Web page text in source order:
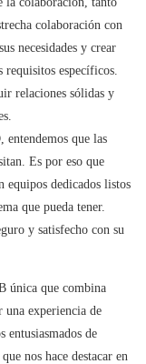
colaboración con
necesidades y crear
requisitos específicos.
relaciones sólidas y
que las
Es por eso que
equipos dedicados listos
que pueda tener.
y satisfecho con su
única que combina
una experiencia de
entusiasmados de
nos hace destacar en